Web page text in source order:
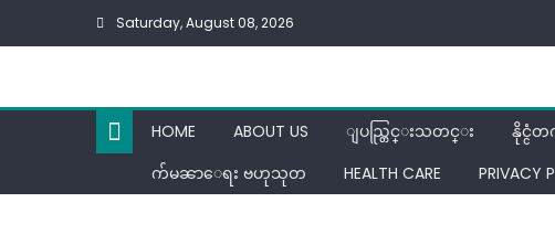
Saturday, August 08, 2026
HOME ABOUT US ျပည္တြင္းသတင္း နိုင္ငံ
က်မၼာေရး ဗဟုသုတ
HEALTH CARE PRIVACY